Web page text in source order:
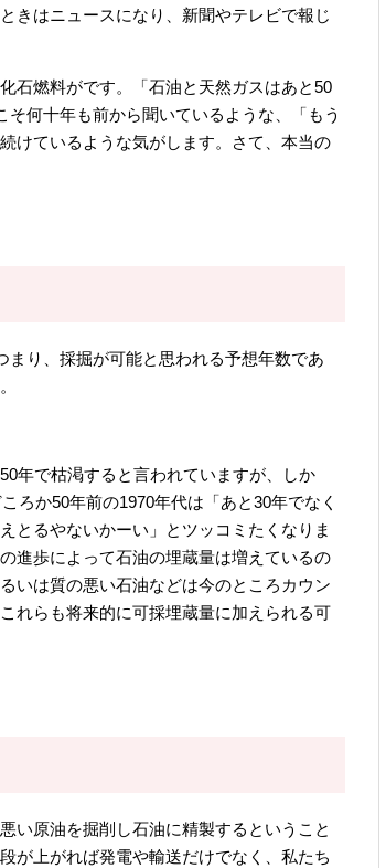
きはニュースになり、新聞やテレビで報じ
石燃料がです。「石油と天然ガスはあと50
何十年も前から聞いているような、「もう
けているような気がします。さて、本当の
り、採掘が可能と思われる予想年数であ
年で枯渇すると言われていますが、しか
ろか50年前の1970年代は「あと30年でなく
とるやないかーい」とツッコミたくなりま
進歩によって石油の埋蔵量は増えているの
いは質の悪い石油などは今のところカウン
れらも将来的に可採埋蔵量に加えられる可
い原油を掘削し石油に精製するということ
が上がれば発電や輸送だけでなく、私たち